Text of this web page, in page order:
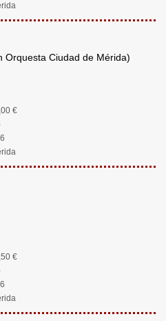
Orquesta Ciudad de Mérida)
€
€